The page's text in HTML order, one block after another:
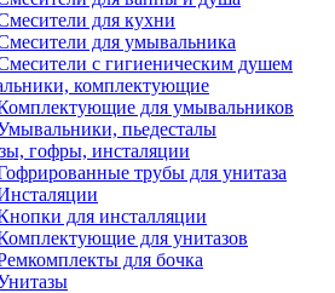
для кухни
для умывальника
с гигиеническим душем
комплектующие
для умывальников
пьедесталы
гофры, инсталяции
трубы для унитаза
для инсталляции
для унитазов
для бочка